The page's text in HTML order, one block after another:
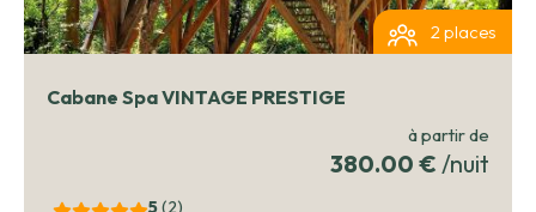
2 places
Cabane Spa VINTAGE PRESTIGE
à partir de
380.00 € /nuit
5(2)